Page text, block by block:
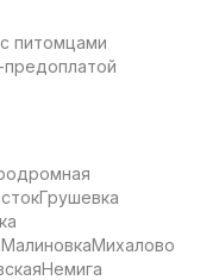
питомцами
Грушевка
МалиновкаМихалово
Немига